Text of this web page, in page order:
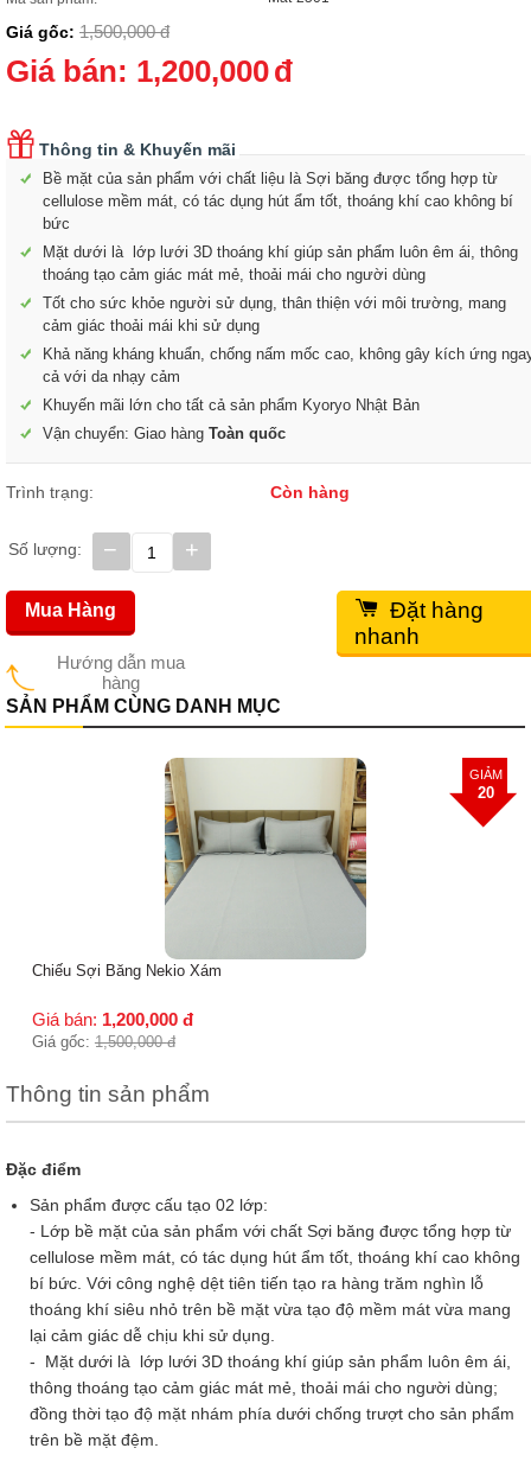
Giá gốc: 1,500,000 đ
Giá bán: 1,200,000đ
Thông tin & Khuyến mãi
Bề mặt của sản phẩm với chất liệu là Sợi băng được tổng hợp từ
cellulose mềm mát, có tác dụng hút ẩm tốt, thoáng khí cao không bí
bức
Mặt dưới là lớp lưới 3D thoáng khí giúp sản phẩm luôn êm ái, thông
thoáng tạo cảm giác mát mẻ, thoải mái cho người dùng
Tốt cho sức khỏe người sử dụng, thân thiện với môi trường, mang
cảm giác thoải mái khi sử dụng
Khả năng kháng khuẩn, chống nấm mốc cao, không gây kích ứng
cả với da nhạy cảm
Khuyến mãi lớn cho tất cả sản phẩm Kyoryo Nhật Bản
Vận chuyển: Giao hàng Toàn quốc
Trình trạng: Còn hàng
Số lượng: +
−
Hướng dẫn mua
hàng
Mua Hàng
Đặt hàng
nhanh
SẢN PHẨM CÙNG DANH MỤC
Chiếu Sợi Băng Nekio Xám
Giá bán: 1,200,000 đ
Giá gốc: 1,500,000 đ
GIẢM
20
Thông tin sản phẩm
Đặc điểm
Sản phẩm được cấu tạo 02 lớp:
- Lớp bề mặt của sản phẩm với chất Sợi băng được tổng hợp từ
cellulose mềm mát, có tác dụng hút ẩm tốt, thoáng khí cao không
bí bức. Với công nghệ dệt tiên tiến tạo ra hàng trăm nghìn lỗ
thoáng khí siêu nhỏ trên bề mặt vừa tạo độ mềm mát vừa mang
lại cảm giác dễ chịu khi sử dụng.
- Mặt dưới là lớp lưới 3D thoáng khí giúp sản phẩm luôn êm ái,
thông thoáng tạo cảm giác mát mẻ, thoải mái cho người dùng;
đồng thời tạo độ mặt nhám phía dưới chống trượt cho sản phẩm
trên bề mặt đệm.